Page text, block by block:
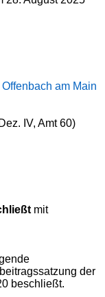
am Main
IV, Amt 60)
mit
der
beschließt.